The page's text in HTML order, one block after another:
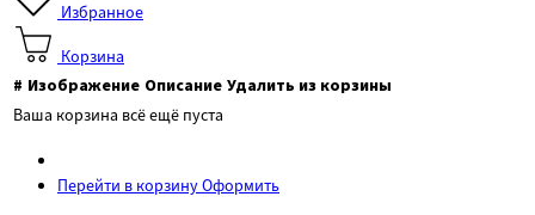
Избранное
Корзина
# Изображение Описание Удалить из корзины
Ваша корзина всё ещё пуста
Перейти в корзинуОформить